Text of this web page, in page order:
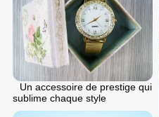
Un accessoire de prestige qui
sublime chaque style